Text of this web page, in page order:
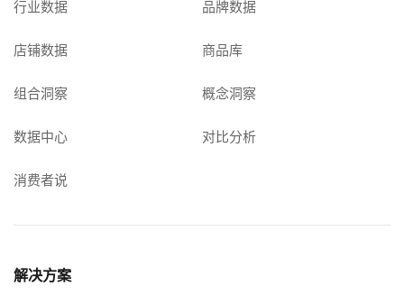
行业数据 品牌数据
店铺数据 商品库
组合洞察 概念洞察
数据中心 对比分析
消费者说
解决方案